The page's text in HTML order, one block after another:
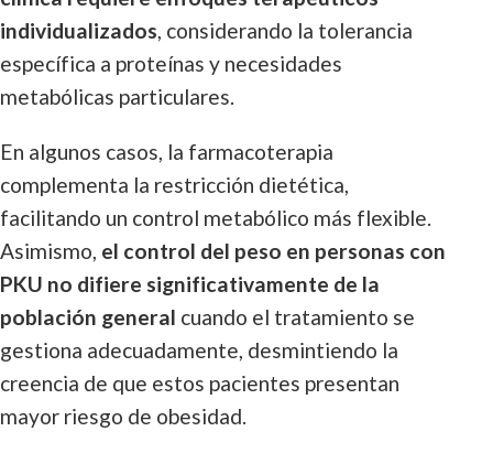
individualizados, considerando la tolerancia
específica a proteínas y necesidades
metabólicas particulares.
En algunos casos, la farmacoterapia
complementa la restricción dietética,
facilitando un control metabólico más flexible.
Asimismo, el control del peso en personas con
PKU no difiere significativamente de la
población general cuando el tratamiento se
gestiona adecuadamente, desmintiendo la
creencia de que estos pacientes presentan
mayor riesgo de obesidad.